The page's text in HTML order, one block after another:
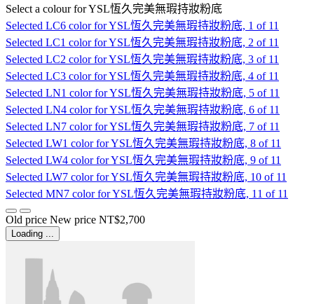
Select a colourfor YSL恆久完美無瑕持妝粉底
Selected LC6 color for YSL恆久完美無瑕持妝粉底, 1 of 11
Selected LC1 color for YSL恆久完美無瑕持妝粉底, 2 of 11
Selected LC2 color for YSL恆久完美無瑕持妝粉底, 3 of 11
Selected LC3 color for YSL恆久完美無瑕持妝粉底, 4 of 11
Selected LN1 color for YSL恆久完美無瑕持妝粉底, 5 of 11
Selected LN4 color for YSL恆久完美無瑕持妝粉底, 6 of 11
Selected LN7 color for YSL恆久完美無瑕持妝粉底, 7 of 11
Selected LW1 color for YSL恆久完美無瑕持妝粉底, 8 of 11
Selected LW4 color for YSL恆久完美無瑕持妝粉底, 9 of 11
Selected LW7 color for YSL恆久完美無瑕持妝粉底, 10 of 11
Selected MN7 color for YSL恆久完美無瑕持妝粉底, 11 of 11
Old price New price NT$2,700
Loading ...